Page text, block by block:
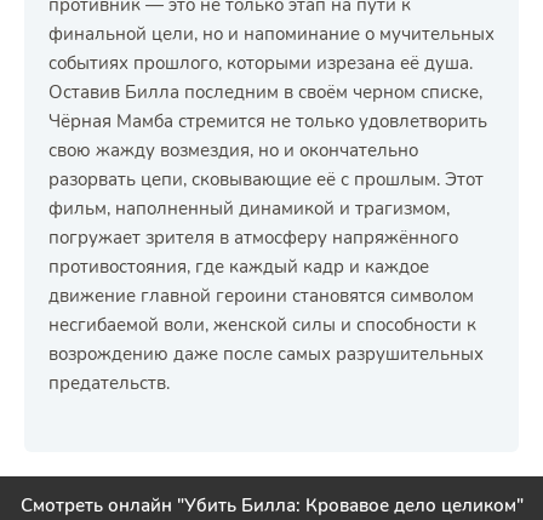
противник — это не только этап на пути к
финальной цели, но и напоминание о мучительных
событиях прошлого, которыми изрезана её душа.
Оставив Билла последним в своём черном списке,
Чёрная Мамба стремится не только удовлетворить
свою жажду возмездия, но и окончательно
разорвать цепи, сковывающие её с прошлым. Этот
фильм, наполненный динамикой и трагизмом,
погружает зрителя в атмосферу напряжённого
противостояния, где каждый кадр и каждое
движение главной героини становятся символом
несгибаемой воли, женской силы и способности к
возрождению даже после самых разрушительных
предательств.
Смотреть онлайн "Убить Билла: Кровавое дело целиком"